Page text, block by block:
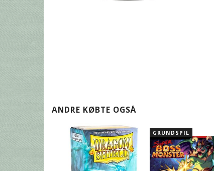
ANDRE KØBTE OGSÅ
GRUNDSPIL